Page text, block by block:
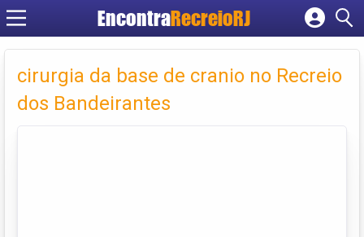
EncontraRecreioRJ
Cadastrar empresa
Criar conta
cirurgia da base de cranio no Recreio
dos Bandeirantes